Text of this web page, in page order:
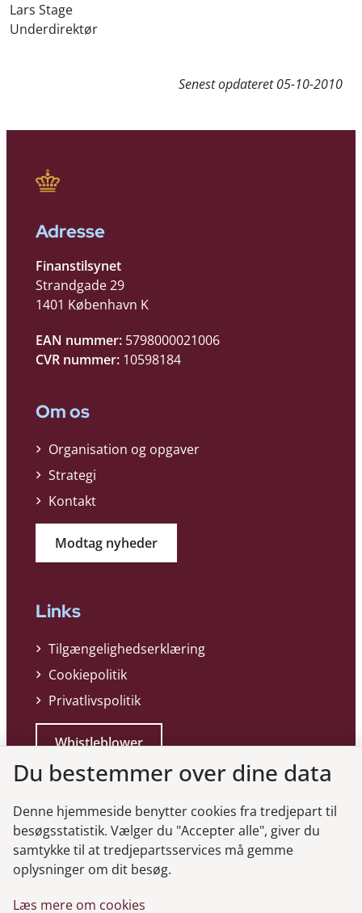
Lars Stage
Underdirektør
Senest opdateret05-10-2010
Adresse
Finanstilsynet
Strandgade 29
1401 København K
EAN nummer: 5798000021006
CVR nummer: 10598184
Om os
Organisation og opgaver
Strategi
Kontakt
Modtag nyheder
Links
Tilgængelighedserklæring
Cookiepolitik
Privatlivspolitik
Whistleblower
Genveje
Gå til virksomhedsregisteret
Du bestemmer over dine data
Denne hjemmeside benytter cookies fra tredjepart til
besøgsstatistik. Vælger du "Accepter alle", giver du
samtykke til at tredjepartsservices må gemme
oplysninger om dit besøg.
Læs mere om cookies